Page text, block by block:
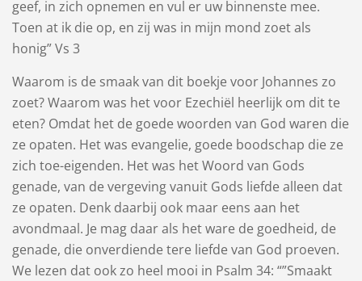
geef, in zich opnemen en vul er uw binnenste mee.
Toen at ik die op, en zij was in mijn mond zoet als
honig” Vs 3
Waarom is de smaak van dit boekje voor Johannes zo
zoet? Waarom was het voor Ezechiël heerlijk om dit te
eten? Omdat het de goede woorden van God waren die
ze opaten. Het was evangelie, goede boodschap die ze
zich toe-eigenden. Het was het Woord van Gods
genade, van de vergeving vanuit Gods liefde alleen dat
ze opaten. Denk daarbij ook maar eens aan het
avondmaal. Je mag daar als het ware de goedheid, de
genade, die onverdiende tere liefde van God proeven.
We lezen dat ook zo heel mooi in Psalm 34: “”Smaakt